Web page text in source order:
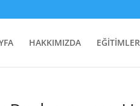
HAKKIMIZDA EĞİTİMLER